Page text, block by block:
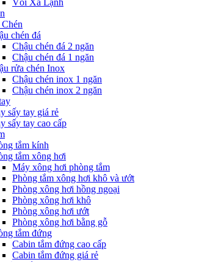
Vòi Xả Lạnh
chén đá
Chậu chén đá 2 ngăn
Chậu chén đá 1 ngăn
rửa chén Inox
Chậu chén inox 1 ngăn
Chậu chén inox 2 ngăn
sấy tay giá rẻ
sấy tay cao cấp
tắm kính
tắm xông hơi
Máy xông hơi phòng tắm
Phòng tắm xông hơi khô và ướt
Phòng xông hơi hồng ngoại
Phòng xông hơi khô
Phòng xông hơi ướt
Phòng xông hơi bằng gỗ
tắm đứng
Cabin tắm đứng cao cấp
Cabin tắm đứng giá rẻ